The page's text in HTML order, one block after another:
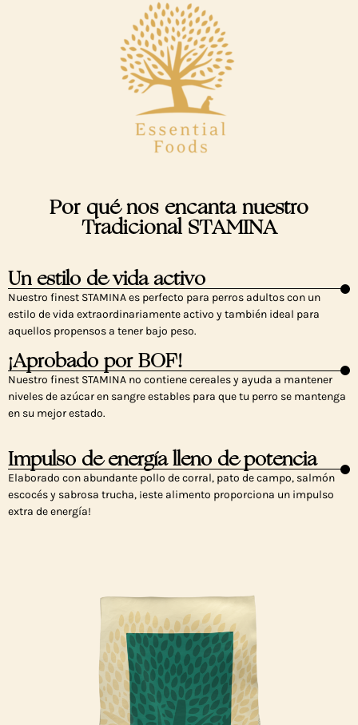
Por qué nos encanta nuestro
Tradicional STAMINA
Un estilo de vida activo
Nuestro finest STAMINA es perfecto para perros adultos con un
estilo de vida extraordinariamente activo y también ideal para
aquellos propensos a tener bajo peso.
¡Aprobado por BOF!
Nuestro finest STAMINA no contiene cereales y ayuda a mantener
niveles de azúcar en sangre estables para que tu perro se mantenga
en su mejor estado.
Impulso de energía lleno de potencia
Elaborado con abundante pollo de corral, pato de campo, salmón
escocés y sabrosa trucha, ¡este alimento proporciona un impulso
extra de energía!